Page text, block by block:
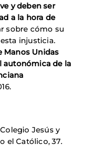
y deben ser
a la hora de
sobre cómo su
injusticia.
Manos Unidas
autonómica de la
Jesús y
el Católico, 37.